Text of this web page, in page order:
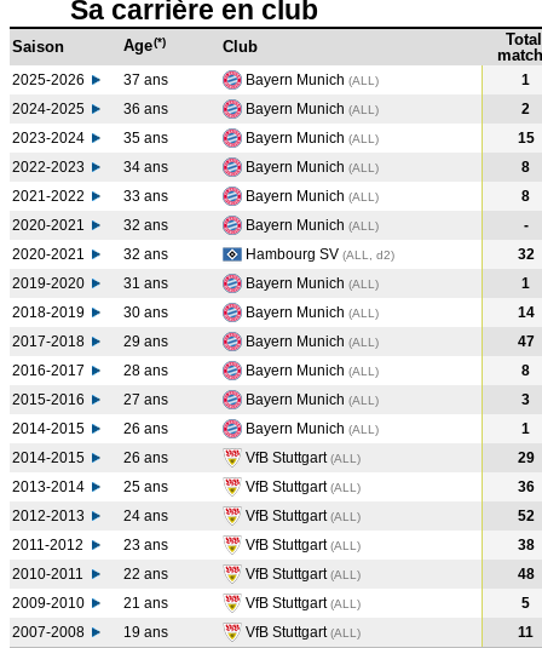
Sa carrière en club
Saison Age(*) Club
Total
2025-2026 37 ans Bayern Munich (ALL)
1
2024-2025
36 ans Bayern Munich (ALL )
2
2023-2024
35 ans Bayern Munich (ALL )
15
2022-2023
34 ans Bayern Munich (ALL )
8
2021-2022
33 ans Bayern Munich (ALL )
8
2020-2021
32 ans Bayern Munich (ALL )
-
2020-2021
32 ans Hambourg SV (ALL, d2)
32
2019-2020
31 ans Bayern Munich (ALL )
1
2018-2019
30 ans Bayern Munich (ALL )
14
2017-2018
29 ans Bayern Munich (ALL )
47
2016-2017
28 ans Bayern Munich (ALL )
8
2015-2016
27 ans Bayern Munich (ALL )
3
2014-2015
26 ans Bayern Munich (ALL )
1
2014-2015
26 ans VfB Stuttgart(ALL )
29
2013-2014
25 ans VfB Stuttgart(ALL )
36
2012-2013
24 ans VfB Stuttgart(ALL )
52
2011-2012
23 ans VfB Stuttgart(ALL )
38
2010-2011
22 ans VfB Stuttgart(ALL )
48
2009-2010
21 ans VfB Stuttgart(ALL )
5
2007-2008
19 ans VfB Stuttgart(ALL ) 11